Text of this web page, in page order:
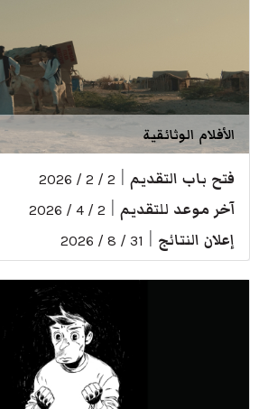
الأفلام الوثائقية
فتح باب التقديم 2 / 2 / 2026
آخر موعد للتقديم 2 / 4 / 2026
إعلان النتائج 31 / 8 / 2026